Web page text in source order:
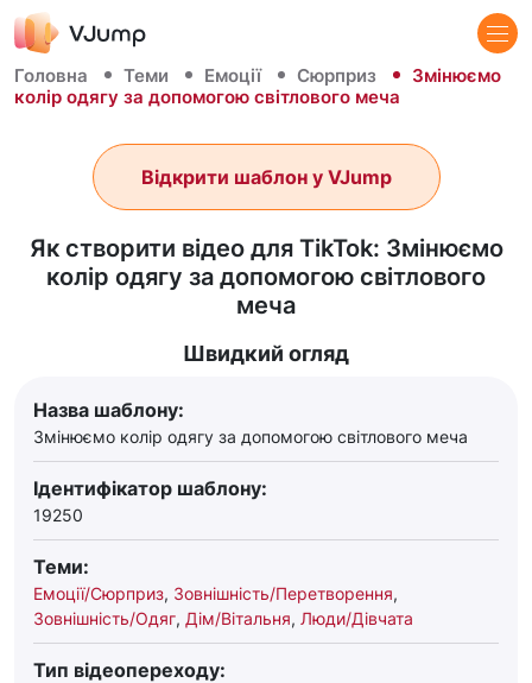
Головна Теми Емоції Сюрприз
Змінюємо
колір одягу за допомогою світлового меча
Як створити відео для TikTok: Змінюємо
колір одягу за допомогою світлового
меча
Відкрити шаблон у VJump
Швидкий огляд
Назва шаблону:
Змінюємо колір одягу за допомогою світлового меча
Ідентифікатор шаблону:
19250
Теми:
Емоції/Сюрприз, Зовнішність/Перетворення,
Зовнішність/Одяг, Дім/Вітальня, Люди/Дівчата
Тип відеопереходу: